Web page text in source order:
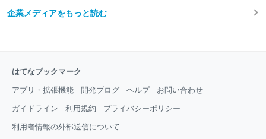
企業メディアをもっと読む
はてなブックマーク
アプリ・拡張機能 開発ブログ ヘルプ お問い合わせ
ガイドライン 利用規約 プライバシーポリシー
利用者情報の外部送信について